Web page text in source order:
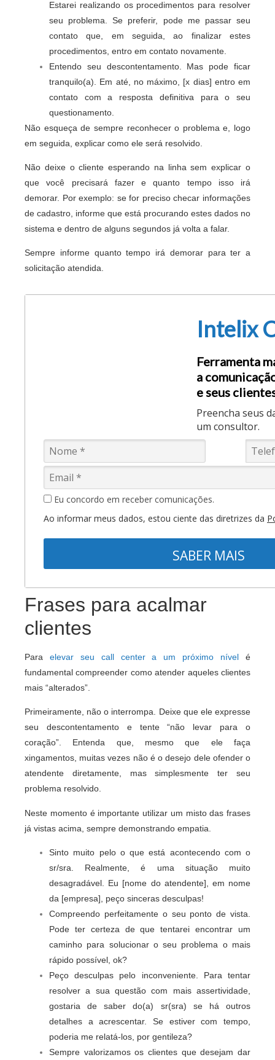
Estarei realizando os procedimentos para resolver
seu problema. Se preferir, pode me passar seu
contato que, em seguida, ao finalizar estes
procedimentos, entro em contato novamente.
Entendo seu descontentamento. Mas pode ficar
tranquilo(a). Em até, no máximo, [x dias] entro em
contato com a resposta definitiva para o seu
questionamento.
Não esqueça de sempre reconhecer o problema e, logo
em seguida, explicar como ele será resolvido.
Não deixe o cliente esperando na linha sem explicar o
que você precisará fazer e quanto tempo isso irá
demorar. Por exemplo: se for preciso checar informações
de cadastro, informe que está procurando estes dados no
sistema e dentro de alguns segundos já volta a falar.
Sempre informe quanto tempo irá demorar para ter a
solicitação atendida.
Intelix
Ferramenta
a
e seus
Preencha seus
um consultor.
Eu concordo em receber comunicações.
Ao informar meus dados, estou ciente das diretrizes da
SABER MAIS
Frases para acalmar
clientes
Para elevar seu call center a um próximo nívelé
fundamental compreender como atender aqueles clientes
mais “alterados”.
Primeiramente, não o interrompa. Deixe que ele expresse
seu descontentamento e tente “não levar para o
coração”. Entenda que, mesmo que ele faça
xingamentos, muitas vezes não é o desejo dele ofender o
atendente diretamente, mas simplesmente ter seu
problema resolvido.
Neste momento é importante utilizar um misto das frases
já vistas acima, sempre demonstrando empatia.
Sinto muito pelo o que está acontecendo com o
sr/sra. Realmente, é uma situação muito
desagradável. Eu [nome do atendente], em nome
da [empresa], peço sinceras desculpas!
Compreendo perfeitamente o seu ponto de vista.
Pode ter certeza de que tentarei encontrar um
caminho para solucionar o seu problema o mais
rápido possível, ok?
Peço desculpas pelo inconveniente. Para tentar
resolver a sua questão com mais assertividade,
gostaria de saber do(a) sr(sra) se há outros
detalhes a acrescentar. Se estiver com tempo,
poderia me relatá-los, por gentileza?
Sempre valorizamos os clientes que desejam dar